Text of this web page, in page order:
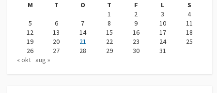
M
T O T F L
S
1
2 3
4
5
6 7 8 9 10
11
12
13 14 15 16 17
18
19
20 21 22 23 24
25
26
27 28 29 30
31
« okt aug »